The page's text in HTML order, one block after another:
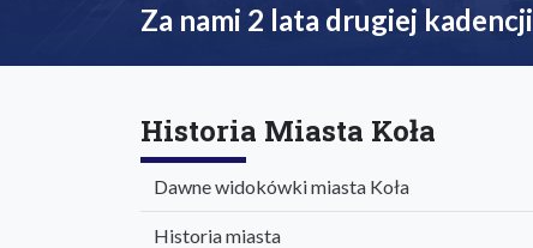
Za nami 2 lata drugiej kadencji
Historia Miasta Koła
Dawne widokówki miasta Koła
Historia miasta